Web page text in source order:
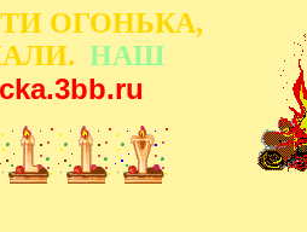
ОГОНЬКА,
НАШ